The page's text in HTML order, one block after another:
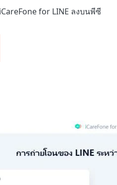
for LINE ลงบนพีซี